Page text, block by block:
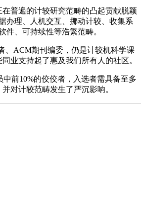
遍的计较研究范畴的凸起贡献脱颖
办理、人机交互、挪动计较、收集系
件、可持续性等浩繁范畴。
ACM期刊编委，仍是计较机科学课
业支持起了惠及我们所有人的社区。
前10%的佼佼者，入选者需具备至多
对计较范畴发生了严沉影响。